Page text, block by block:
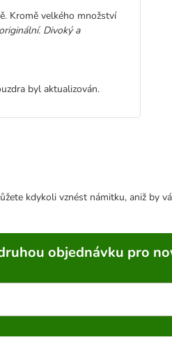
Kromě velkého množství
Divoký a
byl aktualizován.
kdykoli vznést námitku, aniž by
objednávku pro